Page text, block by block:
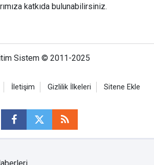
katkıda bulunabilirsiniz.
Sistem © 2011-2025
İletişim Gizlilik İlkeleri Sitene Ekle